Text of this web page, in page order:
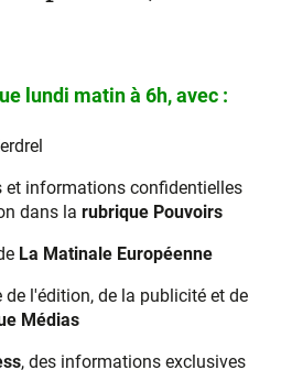
lundi matin à 6h, avec :
et informations confidentielles
dans la rubrique Pouvoirs
La Matinale Européenne
l'édition, de la publicité et de
Médias
, des informations exclusives